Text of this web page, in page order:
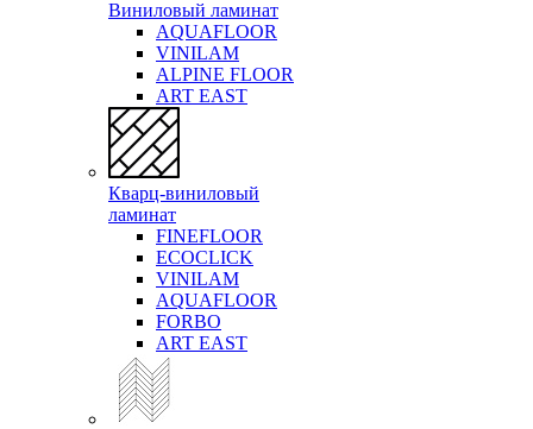
Виниловый ламинат
AQUAFLOOR
VINILAM
ALPINE FLOOR
ART EAST
Кварц-виниловый
ламинат
FINEFLOOR
ECOCLICK
VINILAM
AQUAFLOOR
FORBO
ART EAST